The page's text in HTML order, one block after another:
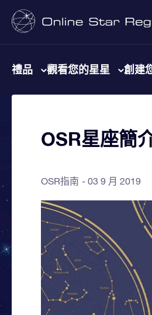
禮品 觀看您的星星 創建
OSR星座簡
OSR指南 03 9 月 2019